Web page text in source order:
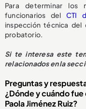
Para determinar los
funcionarios delCTI
inspección técnica
probatorio.
Si te interesa este
relacionados en la
Preguntas y
¿Dónde y cuándo
Paola Jiménez Ruiz?